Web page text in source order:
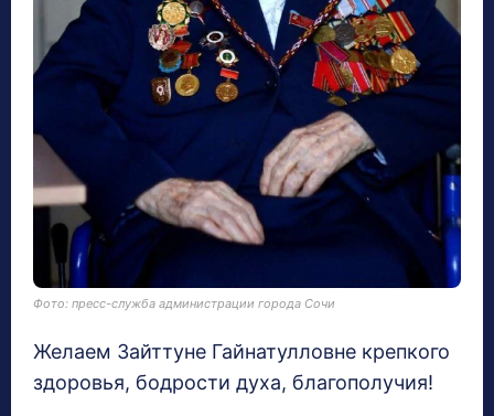
Фото: пресс-служба администрации города Сочи
Желаем Зайттуне Гайнатулловне крепкого
здоровья, бодрости духа, благополучия!